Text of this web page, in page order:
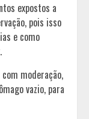
expostos a
pois isso
e como
moderação,
vazio, para